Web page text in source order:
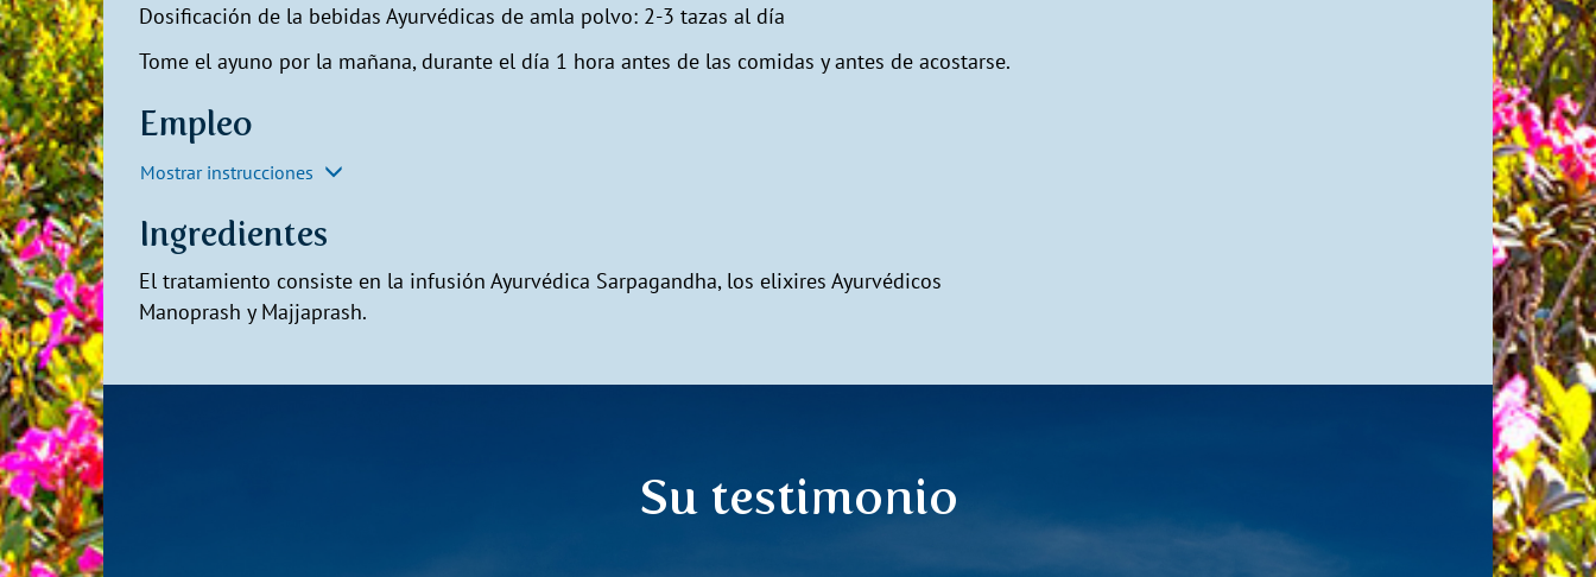
Dosificación de la bebidas Ayurvédicas de amla polvo: 2-3 tazas al día
Tome el ayuno por la mañana, durante el día 1 hora antes de las comidas y antes de acostarse.
Empleo
Mostrar instrucciones
Ingredientes
El tratamiento consiste en la infusión Ayurvédica Sarpagandha, los elixires Ayurvédicos
Manoprash y Majjaprash.
Su testimonio